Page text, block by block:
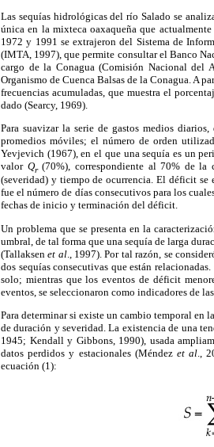
Las sequías hidrológicas del río Salado se
única en la mixteca oaxaqueña que
1972 y 1991 se extrajeron del Sistema de
(IMTA, 1997), que permite consultar el Banco
cargo de la Conagua (Comisión Nacional del
Organismo de Cuenca Balsas de la Conagua. A
frecuencias acumuladas, que muestra el
dado (Searcy, 1969).
Para suavizar la serie de gastos medios
promedios móviles; el número de orden
Yevjevich (1967), en el que una sequía es un
valor Qr (70%), correspondiente al 70% de la
(severidad) y tiempo de ocurrencia. El déficit
fue el número de días consecutivos para los
fechas de inicio y terminación del déficit.
Un problema que se presenta en la
umbral, de tal forma que una sequía de larga
(Tallaksenet al., 1997). Por tal razón, se
dos sequías consecutivas que están
solo; mientras que los eventos de déficit
eventos, se seleccionaron como indicadores de
Para determinar si existe un cambio temporal en
de duración y severidad. La existencia de una
1945; Kendall y Gibbons, 1990), usada
datos perdidos y estacionales (Méndez et al .,
ecuación (1):